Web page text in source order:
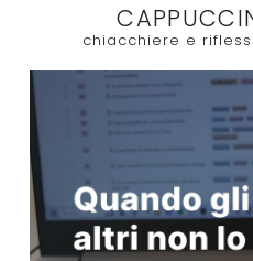
chiacchiere e